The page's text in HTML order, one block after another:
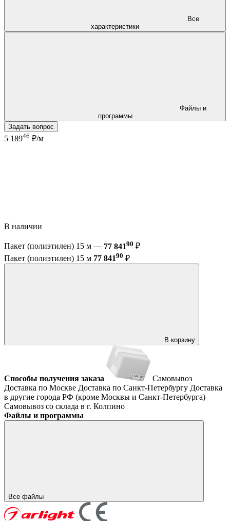
характеристики
программы
Задать вопрос
5 18946 ₽/м
В наличии
Пакет (полиэтилен) 15 м — 77 84190 ₽
Пакет (полиэтилен) 15 м 77 84190 ₽
В корзину
Способы получения заказа
Самовывоз
Доставка по Москве Доставка по Санкт-Петербургу Доставка
в другие города РФ (кроме Москвы и Санкт-Петербурга)
Самовывоз со склада в г. Колпино
Файлы и программы
Все файлы